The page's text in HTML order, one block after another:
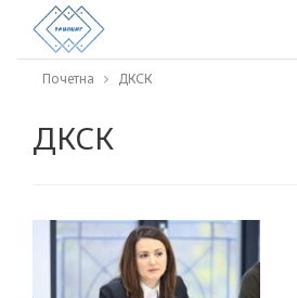
Почетна ДКСК
ДКСК